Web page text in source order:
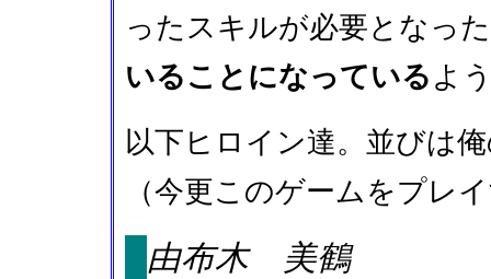
ったスキルが必要となっ
いることになっている よ
以下ヒロイン達。並びは
（今更このゲームをプレ
由布木 美鶴